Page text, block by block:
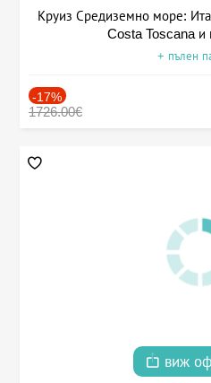
Круиз Средиземно море:
Costa Toscana и
+ пълен
-17%
1726.00€
виж